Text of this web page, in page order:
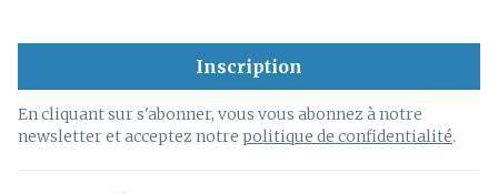
Inscription
En cliquant sur s'abonner, vous vous abonnez à notre
newsletter et acceptez notre politique de confidentialité.